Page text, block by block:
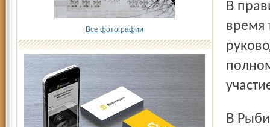
Все фотографии
В правительстве области губернатор Сергей Ястребов во
время
В Рыбинске планируется проверка ряда объектов с